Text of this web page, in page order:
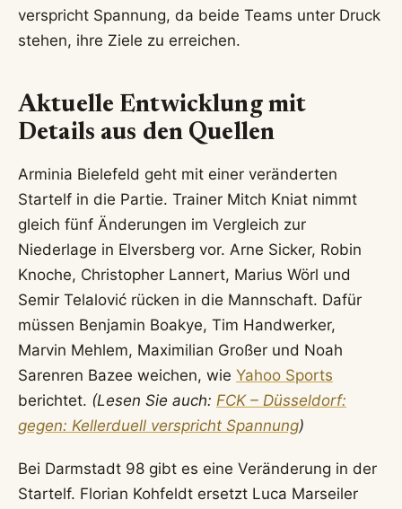
verspricht Spannung, da beide Teams unter Druck
stehen, ihre Ziele zu erreichen.
Aktuelle Entwicklung mit
Details aus den Quellen
Arminia Bielefeld geht mit einer veränderten
Startelf in die Partie. Trainer Mitch Kniat nimmt
gleich fünf Änderungen im Vergleich zur
Niederlage in Elversberg vor. Arne Sicker, Robin
Knoche, Christopher Lannert, Marius Wörl und
Semir Telalović rücken in die Mannschaft. Dafür
müssen Benjamin Boakye, Tim Handwerker,
Marvin Mehlem, Maximilian Großer und Noah
Sarenren Bazee weichen, wie Yahoo Sports
berichtet. (Lesen Sie auch: FCK – Düsseldorf:
gegen: Kellerduell verspricht Spannung)
Bei Darmstadt 98 gibt es eine Veränderung in der
Startelf. Florian Kohfeldt ersetzt Luca Marseiler